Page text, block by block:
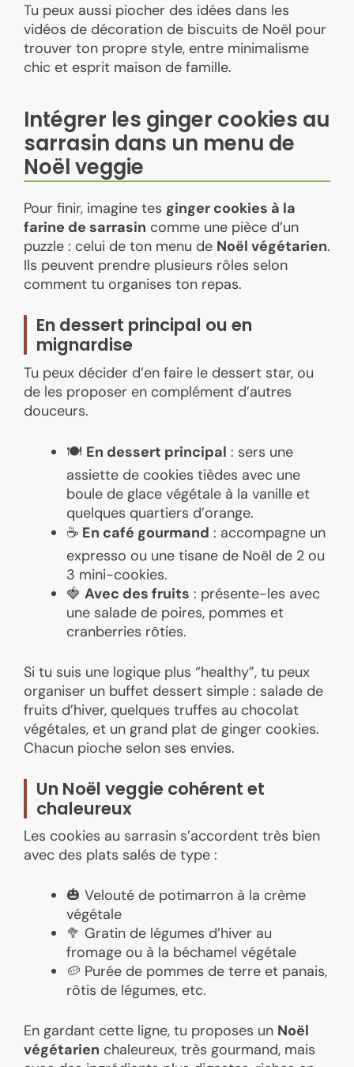
Tu peux aussi piocher des idées dans les
vidéos de décoration de biscuits de Noël pour
trouver ton propre style, entre minimalisme
chic et esprit maison de famille.
Intégrer les ginger cookies au
sarrasin dans un menu de
Noël veggie
Pour finir, imagine tes ginger cookies à la
farine de sarrasin comme une pièce d’un
puzzle : celui de ton menu de Noël végétarien.
Ils peuvent prendre plusieurs rôles selon
comment tu organises ton repas.
En dessert principal ou en
mignardise
Tu peux décider d’en faire le dessert star, ou
de les proposer en complément d’autres
douceurs.
🍽️ En dessert principal : sers une
assiette de cookies tièdes avec une
boule de glace végétale à la vanille et
quelques quartiers d’orange.
☕ En café gourmand : accompagne un
expresso ou une tisane de Noël de 2 ou
3 mini-cookies.
🍓 Avec des fruits : présente-les avec
une salade de poires, pommes et
cranberries rôties.
Si tu suis une logique plus “healthy”, tu peux
organiser un buffet dessert simple : salade de
fruits d’hiver, quelques truffes au chocolat
végétales, et un grand plat de ginger cookies.
Chacun pioche selon ses envies.
Un Noël veggie cohérent et
chaleureux
Les cookies au sarrasin s’accordent très bien
avec des plats salés de type :
🎃 Velouté de potimarron à la crème
végétale
🥦 Gratin de légumes d’hiver au
fromage ou à la béchamel végétale
🥔 Purée de pommes de terre et panais,
rôtis de légumes, etc.
En gardant cette ligne, tu proposes un Noël
végétarien chaleureux, très gourmand, mais